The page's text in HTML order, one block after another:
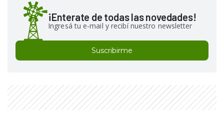
¡Enterate de todas las novedades!
Ingresá tu e-mail y recibí nuestro newsletter
Suscribirme